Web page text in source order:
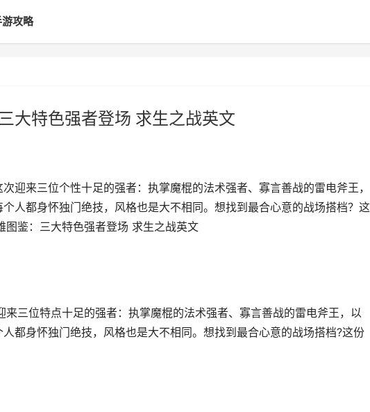
攻略
大特色强者登场 求生之战英文
迎来三位个性十足的强者：执掌魔棍的法术强者、寡言善战的雷电斧王，
人都身怀独门绝技，风格也是大不相同。想找到最合心意的战场搭档？这
鉴：三大特色强者登场 求生之战英文
三位特点十足的强者：执掌魔棍的法术强者、寡言善战的雷电斧王，以
都身怀独门绝技，风格也是大不相同。想找到最合心意的战场搭档?这份